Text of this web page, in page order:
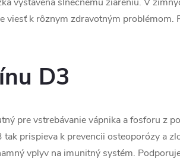
viesť k rôznym zdravotným problémom.
D3
pre vstrebávanie vápnika a fosforu z
prispieva k prevencii osteoporózy a
vplyv na imunitný systém.